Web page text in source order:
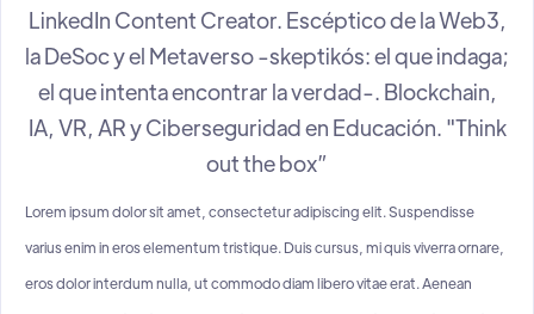
LinkedIn Content Creator. Escéptico de la Web3,
la DeSoc y el Metaverso -skeptikós: el que indaga;
el que intenta encontrar la verdad-. Blockchain,
IA, VR, AR y Ciberseguridad en Educación. "Think
out the box”
Lorem ipsum dolor sit amet, consectetur adipiscing elit. Suspendisse
varius enim in eros elementum tristique. Duis cursus, mi quis viverra ornare,
eros dolor interdum nulla, ut commodo diam libero vitae erat. Aenean